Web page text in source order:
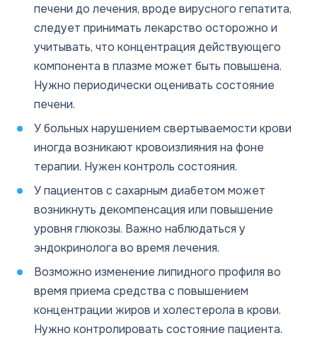
печени до лечения, вроде вирусного гепатита,
следует принимать лекарство осторожно и
учитывать, что концентрация действующего
компонента в плазме может быть повышена.
Нужно периодически оценивать состояние
печени.
У больных нарушением свертываемости крови
иногда возникают кровоизлияния на фоне
терапии. Нужен контроль состояния.
У пациентов с сахарным диабетом может
возникнуть декомпенсация или повышение
уровня глюкозы. Важно наблюдаться у
эндокринолога во время лечения.
Возможно изменение липидного профиля во
время приема средства с повышением
концентрации жиров и холестерола в крови.
Нужно контролировать состояние пациента.